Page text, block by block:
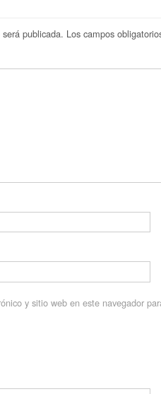
publicada. Los campos
y sitio web en este navegador